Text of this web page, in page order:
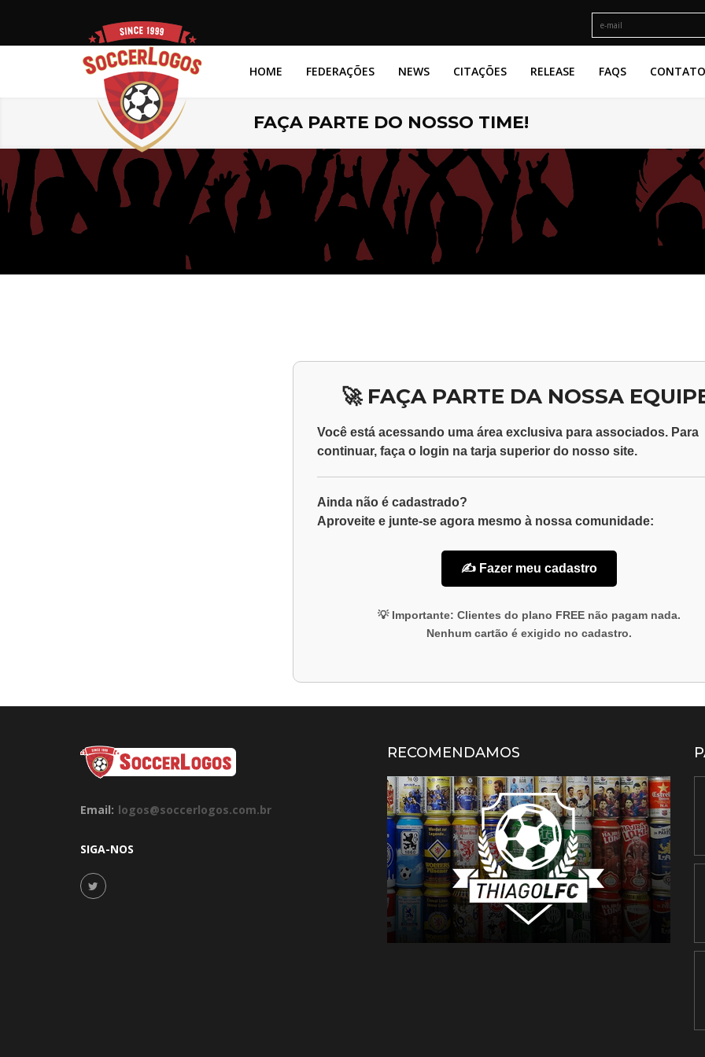
HOME FEDERAÇÕES NEWS CITAÇÕES RELEASE FAQS CONTATO
FAÇA PARTE DO NOSSO TIME!
🚀 FAÇA PARTE DA NOSSA
Você está acessando uma área exclusiva para associados. Para
continuar, faça o login na tarja superior do nosso site.
Ainda não é cadastrado?
Aproveite e junte-se agora mesmo à nossa comunidade:
✍️ Fazer meu cadastro
💡 Importante: Clientes do plano FREEnão pagam nada.
Nenhum cartão é exigido no cadastro.
Email: logos@soccerlogos.com.br
SIGA-NOS
RECOMENDAMOS